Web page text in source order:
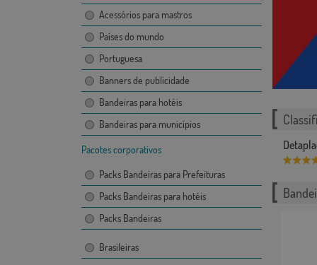
Acessórios para mastros
Países do mundo
Portuguesa
Banners de publicidade
Bandeiras para hotéis
Bandeiras para municípios
Pacotes corporativos
Packs Bandeiras para Prefeituras
Packs Bandeiras para hotéis
Packs Bandeiras
Brasileiras